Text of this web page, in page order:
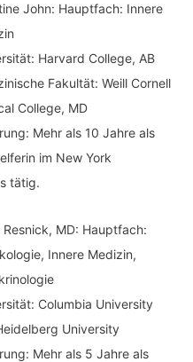
John: Hauptfach: Innere
Harvard College, AB
Fakultät: Weill Cornell
College, MD
Mehr als 10 Jahre als
im New York
tätig.
Resnick, MD: Hauptfach:
Innere Medizin,
Columbia University
University
Mehr als 5 Jahre als